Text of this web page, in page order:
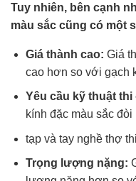
Tuy nhiên, bên cạnh
màu sắc cũng có một
Giá thành cao: Giá
cao hơn so với gạch
Yêu cầu kỹ thuật thi
kính đặc màu sắc
tạp và tay nghề thợ
Trọng lượng nặng: